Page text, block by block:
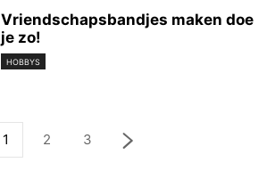
Vriendschapsbandjes maken doe
je zo!
HOBBYS
1 2 3